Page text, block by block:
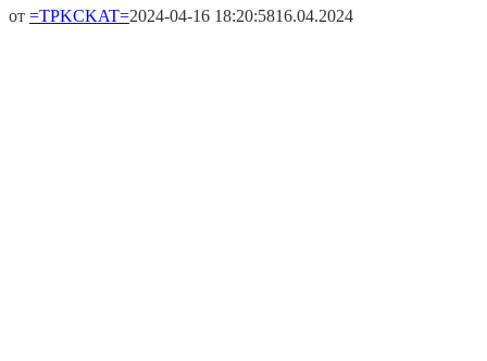
от =TPKCKAT=2024-04-16 18:20:5816.04.2024